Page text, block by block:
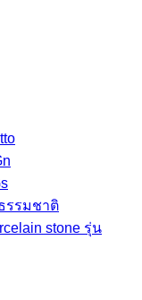
รรมชาติ
stone รุ่น